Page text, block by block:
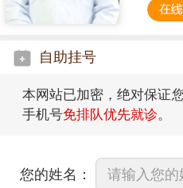
自助挂号
本网站已加密，绝对保证
手机号免排队优先就诊。
您的姓名：